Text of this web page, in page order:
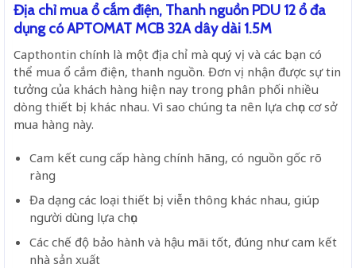
Địa chỉ mua ổ cắm điện, Thanh nguồn PDU 12 ổ đa
dụng có APTOMAT MCB 32A dây dài 1.5M
Capthontin chính là một địa chỉ mà quý vị và các bạn có
thể mua ổ cắm điện, thanh nguồn. Đơn vị nhận được sự tin
tưởng của khách hàng hiện nay trong phân phối nhiều
dòng thiết bị khác nhau. Vì sao chúng ta nên lựa chọn cơ sở
mua hàng này.
Cam kết cung cấp hàng chính hãng, có nguồn gốc rõ
ràng
Đa dạng các loại thiết bị viễn thông khác nhau, giúp
người dùng lựa chọn
Các chế độ bảo hành và hậu mãi tốt, đúng như cam kết
nhà sản xuất